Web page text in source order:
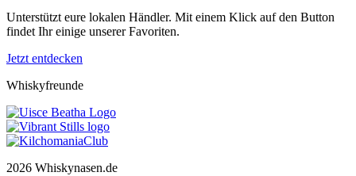
Unterstützt eure lokalen Händler. Mit einem Klick auf den Button
findet Ihr einige unserer Favoriten.
Jetzt entdecken
Whiskyfreunde
2026 Whiskynasen.de